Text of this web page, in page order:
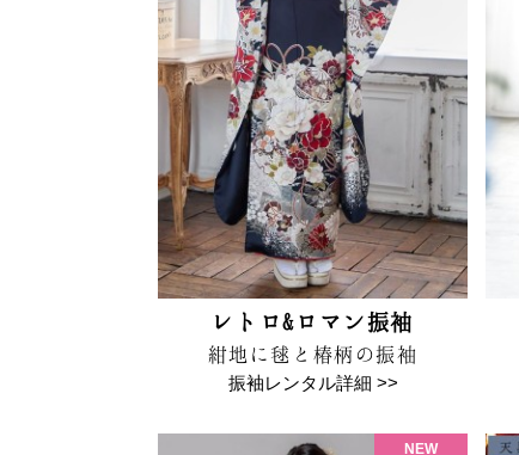
レトロ&ロマン振袖
紺地に毬と椿柄の振袖
振袖レンタル詳細 >>